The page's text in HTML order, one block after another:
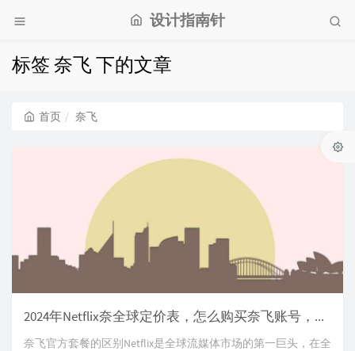
设计指南针
标签 奈飞 下的文章
首页 奈飞
2024年Netflix奈全球定价表，怎么购买奈飞账号，网飞独享账号购买方法推荐。
奈飞官方套餐的区别Netflix是全球流媒体市场的第一巨头，在全